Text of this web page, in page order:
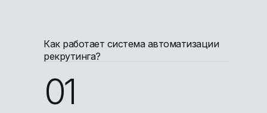
Как работает система автоматизации
рекрутинга?
01